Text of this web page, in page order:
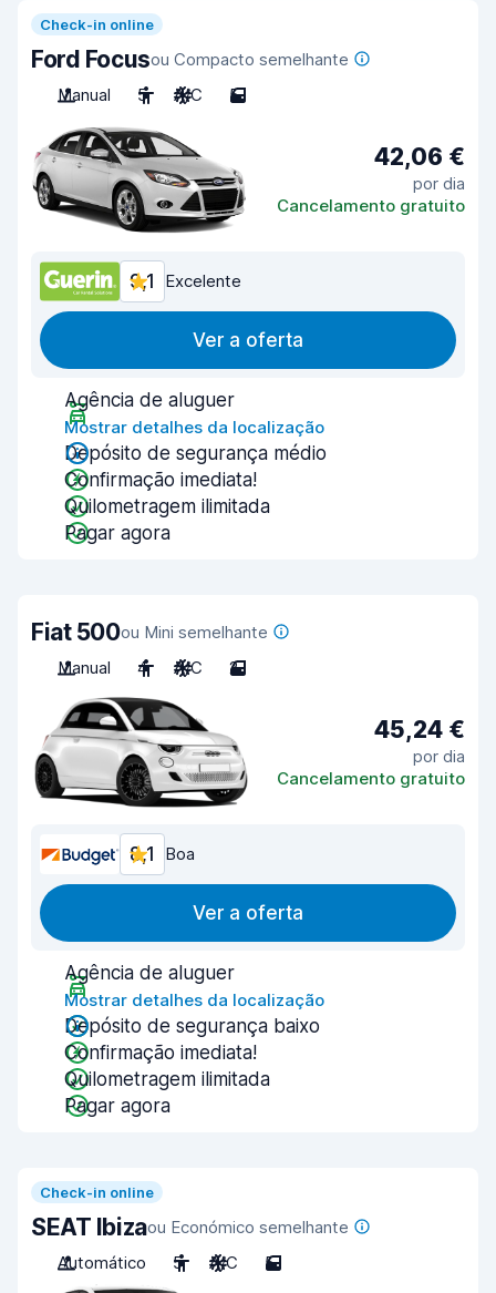
Check-in online
Ford Focusou Compacto semelhante
Manual
5 A/C 5
42,06 €
por dia
Cancelamento gratuito
9,1 Excelente
Ver a oferta
Agência de aluguer
Mostrar detalhes da localização
Depósito de segurança médio
Confirmação imediata!
Quilometragem ilimitada
Pagar agora
Fiat 500ou Mini semelhante
Manual
4 A/C 2
45,24 €
por dia
Cancelamento gratuito
8,1 Boa
Ver a oferta
Agência de aluguer
Mostrar detalhes da localização
Depósito de segurança baixo
Confirmação imediata!
Quilometragem ilimitada
Pagar agora
Check-in online
SEAT Ibizaou Económico semelhante
Automático
5 A/C 5